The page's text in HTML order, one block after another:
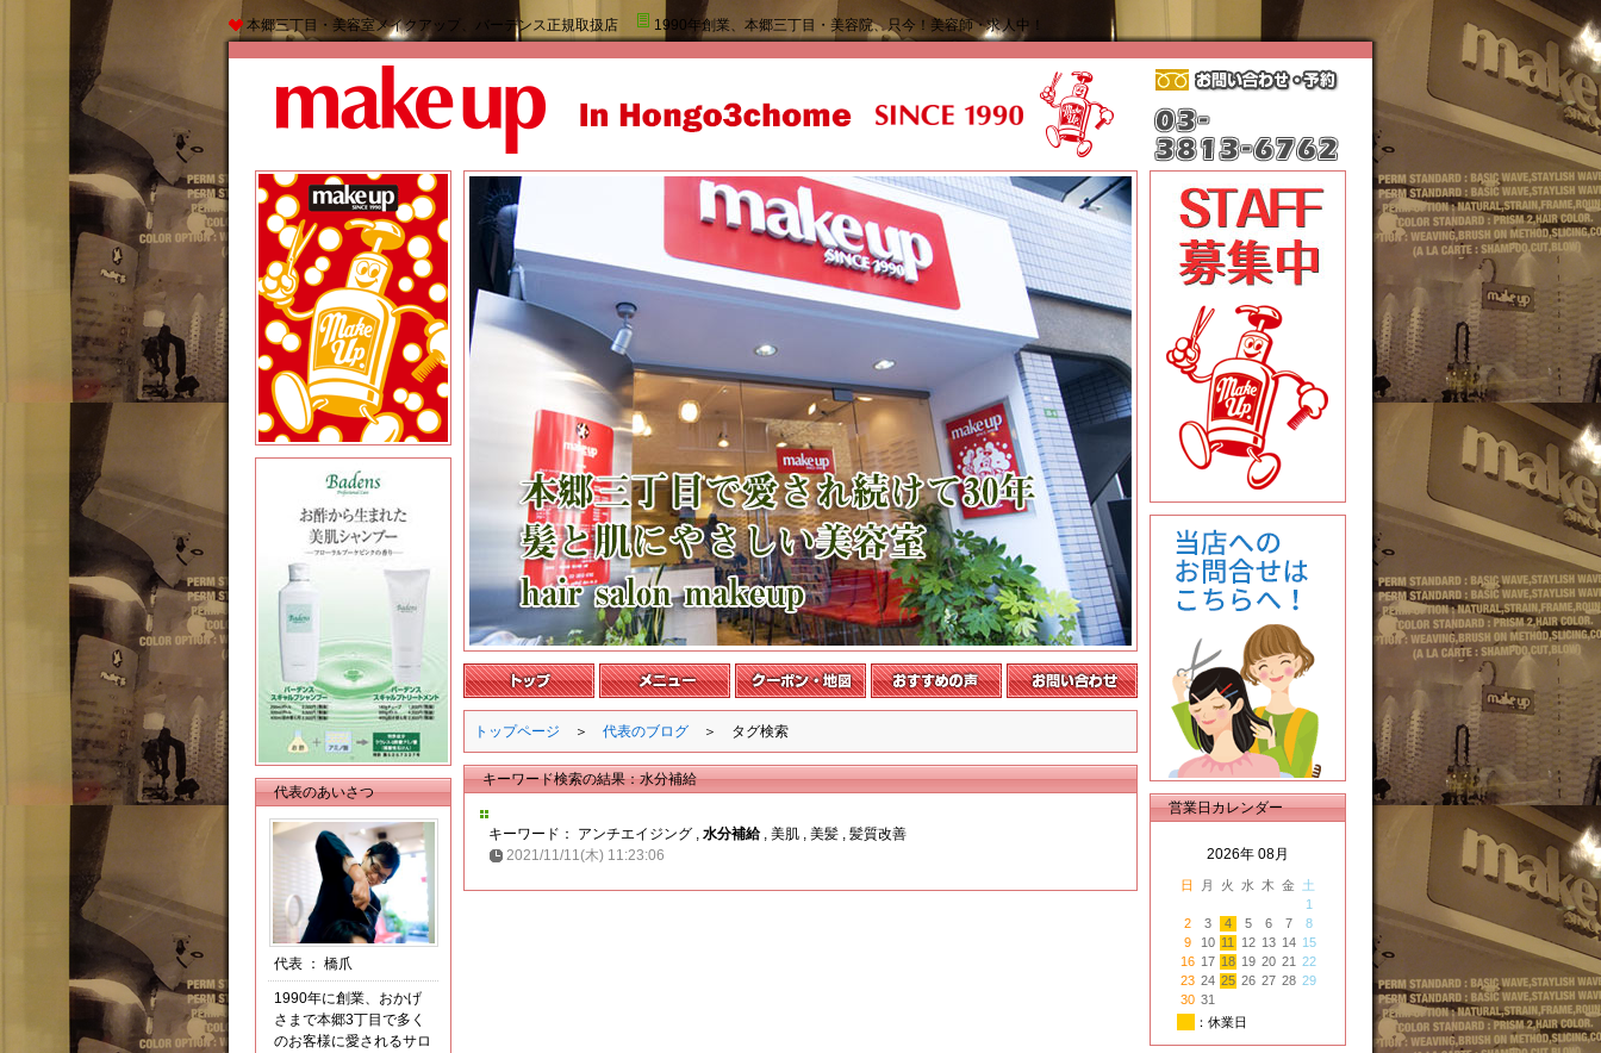
本郷三丁目・美容室メイクアップ、バーデンス正規取扱店 1990年創業、本郷三丁目・美容院、只今！美容師・求人中！
代表のあいさつ
代表 ： 橋爪
1990年に創業、おかげ
さまで本郷3丁目で多く
のお客様に愛されるサロ
トップページ ＞ 代表のブログ ＞ タグ検索
キーワード検索の結果：水分補給
キーワード： アンチエイジング , 水分補給, 美肌 , 美髪 , 髪質改善
2021/11/11(木) 11:23:06
営業日カレンダー
2026年 08月
日 月 火 水 木 金
土
1
2
3 4 5 6 7
8
9
10 11 12 13 14 15
16 17 18 19 20 21 22
23 24 25 26 27 28 29
30 31
：休業日